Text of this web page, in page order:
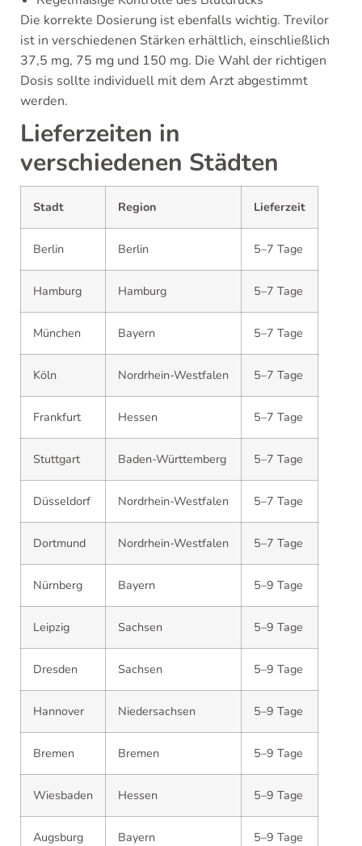
Die korrekte Dosierung ist ebenfalls wichtig. Trevilor
ist in verschiedenen Stärken erhältlich, einschließlich
37,5 mg, 75 mg und 150 mg. Die Wahl der richtigen
Dosis sollte individuell mit dem Arzt abgestimmt
werden.
Lieferzeiten in
verschiedenen Städten
Stadt Region Lieferzeit
Berlin Berlin 5–7 Tage
Hamburg Hamburg 5–7 Tage
München Bayern 5–7 Tage
Köln Nordrhein-Westfalen 5–7 Tage
Frankfurt Hessen 5–7 Tage
Stuttgart Baden-Württemberg 5–7 Tage
Düsseldorf Nordrhein-Westfalen 5–7 Tage
Dortmund Nordrhein-Westfalen 5–7 Tage
Nürnberg Bayern 5–9 Tage
Leipzig Sachsen 5–9 Tage
Dresden Sachsen 5–9 Tage
Hannover Niedersachsen 5–9 Tage
Bremen Bremen 5–9 Tage
Wiesbaden Hessen 5–9 Tage
Augsburg Bayern 5–9 Tage